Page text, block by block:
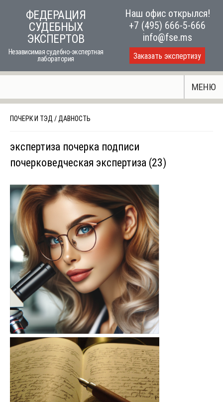
ФЕДЕРАЦИЯ
СУДЕБНЫХ
ЭКСПЕРТОВ
Независимая судебно-экспертная
лаборатория
Наш офис открылся!
+7 (495) 666-5-666
info@fse.ms
Заказать экспертизу
МЕНЮ
ПОЧЕРК И ТЭД /ДАВНОСТЬ
экспертиза почерка подписи
почерковедческая экспертиза (23)